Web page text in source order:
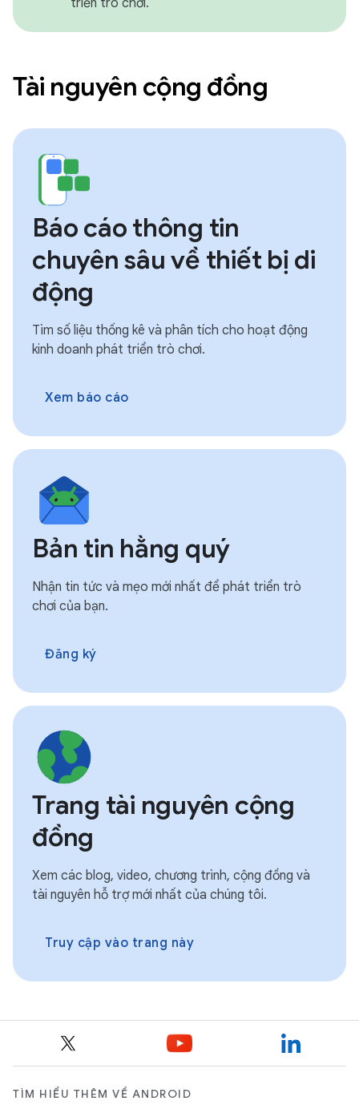
Tài nguyên cộng đồng
Báo cáo thông tin
chuyên sâu về thiết bị di
động
Tìm số liệu thống kê và phân tích cho hoạt động
kinh doanh phát triển trò chơi.
Xem báo cáo
Bản tin hằng quý
Nhận tin tức và mẹo mới nhất để phát triển trò
chơi của bạn.
Đăng ký
Trang tài nguyên cộng
đồng
Xem các blog, video, chương trình, cộng đồng và
tài nguyên hỗ trợ mới nhất của chúng tôi.
Truy cập vào trang này
TÌM HIỂU THÊM VỀ ANDROID